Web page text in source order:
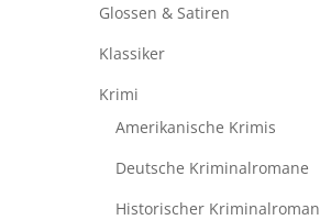
Glossen & Satiren
Klassiker
Krimi
Amerikanische Krimis
Deutsche Kriminalromane
Historischer Kriminalroman